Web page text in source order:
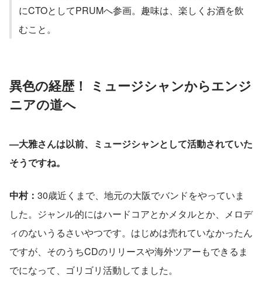
にCTOとしてPRUMへ参画。趣味は、楽しくお酒を飲
むこと。
異色の経歴！ ミュージシャンからエンジ
ニアの道へ
—大雅さんは以前、ミュージシャンとして活動されていた
そうですね。
中村： 30歳近くまで、地元の大阪でバンドをやっていま
した。ジャンル的にはハードコアとかメタルとか、メロデ
ィのないうるさいやつです。はじめは売れていなかったん
ですが、そのうちCDのリリースや海外ツアーもできるま
でになって、ゴリゴリ活動してました。